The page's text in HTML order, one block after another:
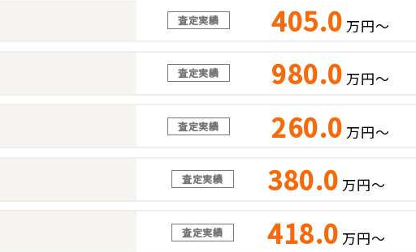
査定実績 405.0 万円～
査定実績 980.0 万円～
査定実績 260.0 万円～
査定実績 380.0 万円～
査定実績 418.0 万円～